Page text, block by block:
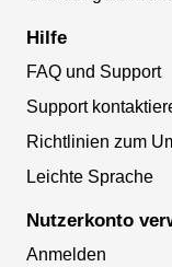
Hilfe
FAQ und Support
Support
Richtlinien zum
Leichte Sprache
Nutzerkonto
Anmelden